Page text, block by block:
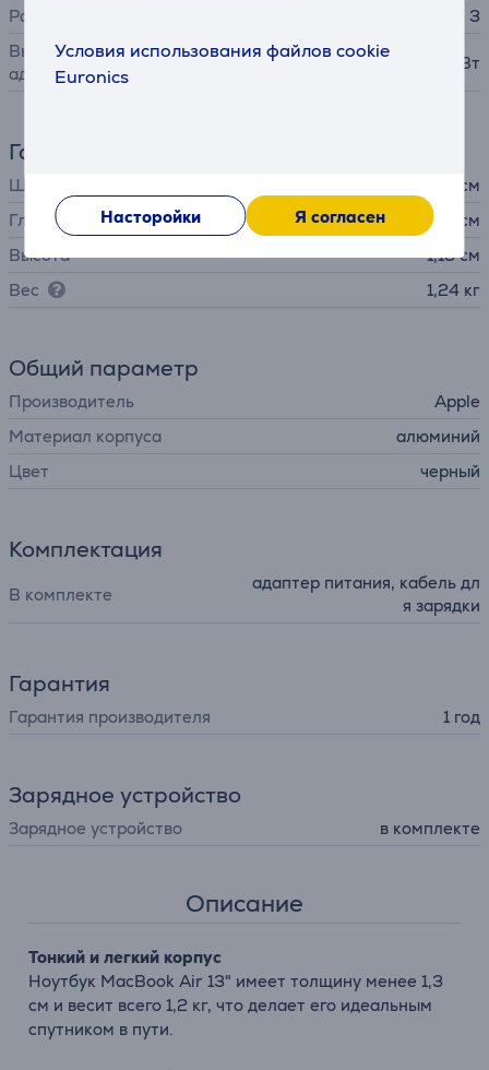
Условия использования файлов cookie
Euronics
Насторойки Я согласен
Разъем адаптера питания
Apple MagSafe 3
Выходная мощность
адаптера питания
30 Вт
Габариты
Ширина
30,41 см
Глубина
21,5 см
Высота
1,13 см
Вес
1,24 кг
Общий параметр
Производитель
Apple
Материал корпуса
алюминий
Цвет
черный
Комплектация
В комплекте
адаптер питания, кабель дл
я зарядки
Гарантия
Гарантия производителя 1 год
Зарядное устройство
Зарядное устройство в комплекте
Описание
Тонкий и легкий корпус
Ноутбук MacBook Air 13" имеет толщину менее 1,3
см и весит всего 1,2 кг, что делает его идеальным
спутником в пути.